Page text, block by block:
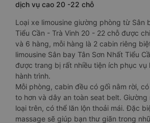
dịch vụ cao 20 -22 chỗ
Loại xe limousine giường phòng từ Sân
Tiểu Cần - Trà Vinh 20 - 22 chỗ được
và 6 hàng, mỗi hàng là 2 cabin riêng
limousine Sân bay Tân Sơn Nhất Tiểu
được trang bị rất nhiều tiện ích phục vụ
hành trình.
Mỗi phòng, cabin đều có gối nằm rời,
to hơn và dây an toàn seat belt. Giường
loại trên, có thể lăn lộn thoải mái. Đặc
massage sẽ giúp bạn thư giãn trong